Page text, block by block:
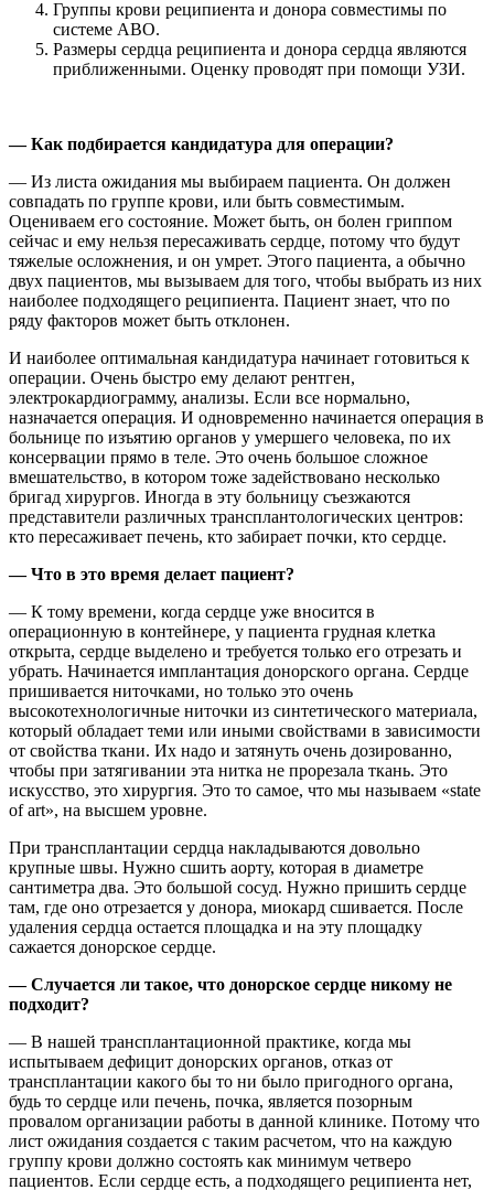
Группы крови реципиента и донора совместимы по
системе АВО.
Размеры сердца реципиента и донора сердца являются
приближенными. Оценку проводят при помощи УЗИ.
— Как подбирается кандидатура для операции?
— Из листа ожидания мы выбираем пациента. Он должен
совпадать по группе крови, или быть совместимым.
Оцениваем его состояние. Может быть, он болен гриппом
сейчас и ему нельзя пересаживать сердце, потому что будут
тяжелые осложнения, и он умрет. Этого пациента, а обычно
двух пациентов, мы вызываем для того, чтобы выбрать из них
наиболее подходящего реципиента. Пациент знает, что по
ряду факторов может быть отклонен.
И наиболее оптимальная кандидатура начинает готовиться к
операции. Очень быстро ему делают рентген,
электрокардиограмму, анализы. Если все нормально,
назначается операция. И одновременно начинается операция в
больнице по изъятию органов у умершего человека, по их
консервации прямо в теле. Это очень большое сложное
вмешательство, в котором тоже задействовано несколько
бригад хирургов. Иногда в эту больницу съезжаются
представители различных трансплантологических центров:
кто пересаживает печень, кто забирает почки, кто сердце.
— Что в это время делает пациент?
— К тому времени, когда сердце уже вносится в
операционную в контейнере, у пациента грудная клетка
открыта, сердце выделено и требуется только его отрезать и
убрать. Начинается имплантация донорского органа. Сердце
пришивается ниточками, но только это очень
высокотехнологичные ниточки из синтетического материала,
который обладает теми или иными свойствами в зависимости
от свойства ткани. Их надо и затянуть очень дозированно,
чтобы при затягивании эта нитка не прорезала ткань. Это
искусство, это хирургия. Это то самое, что мы называем «state
of art», на высшем уровне.
При трансплантации сердца накладываются довольно
крупные швы. Нужно сшить аорту, которая в диаметре
сантиметра два. Это большой сосуд. Нужно пришить сердце
там, где оно отрезается у донора, миокард сшивается. После
удаления сердца остается площадка и на эту площадку
сажается донорское сердце.
— Случается ли такое, что донорское сердце никому не
подходит?
— В нашей трансплантационной практике, когда мы
испытываем дефицит донорских органов, отказ от
трансплантации какого бы то ни было пригодного органа,
будь то сердце или печень, почка, является позорным
провалом организации работы в данной клинике. Потому что
лист ожидания создается с таким расчетом, что на каждую
группу крови должно состоять как минимум четверо
пациентов. Если сердце есть, а подходящего реципиента нет,